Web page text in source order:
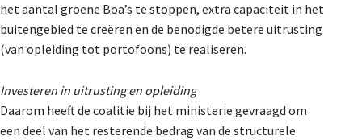
het aantal groene Boa’s te stoppen, extra capaciteit in het
buitengebied te creëren en de benodigde betere uitrusting
(van opleiding tot portofoons) te realiseren.
Investeren in uitrusting en opleiding
Daarom heeft de coalitie bij het ministerie gevraagd om
een deel van het resterende bedrag van de structurele